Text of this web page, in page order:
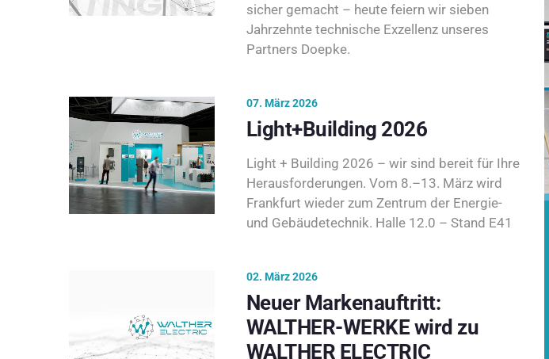
sicher gemacht – heute feiern wir sieben
Jahrzehnte technische Exzellenz unseres
Partners Doepke.
07. März 2026
Light+Building 2026
Light + Building 2026 – wir sind bereit für Ihre
Herausforderungen. Vom 8.–13. März wird
Frankfurt wieder zum Zentrum der Energie-
und Gebäudetechnik. Halle 12.0 – Stand E41
02. März 2026
Neuer Markenauftritt:
WALTHER-WERKE wird zu
WALTHER ELECTRIC